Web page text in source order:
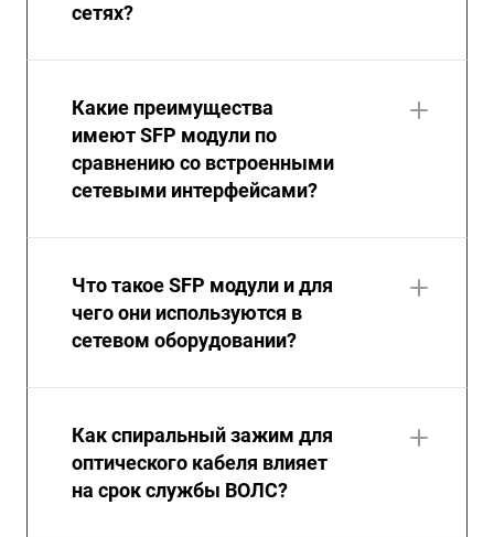
сетях?
Какие преимущества
имеют SFP модули по
сравнению со встроенными
сетевыми интерфейсами?
Что такое SFP модули и для
чего они используются в
сетевом оборудовании?
Как спиральный зажим для
оптического кабеля влияет
на срок службы ВОЛС?